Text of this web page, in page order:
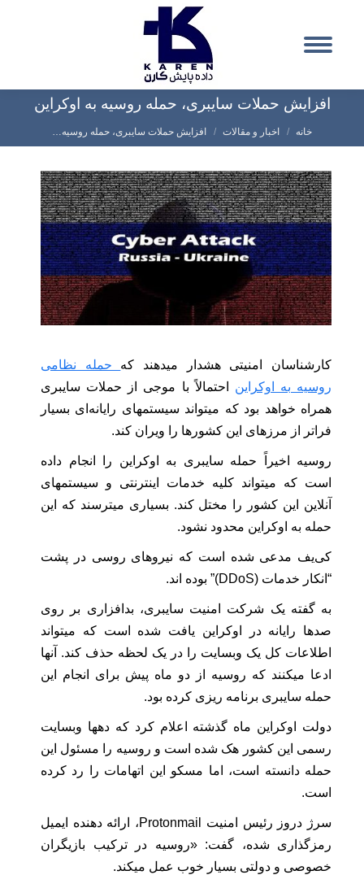
افزایش حملات سایبری، حمله روسیه به اوکراین
شما اینجا هستید:
خانه اخبار و مقالات افزایش حملات سایبری، حمله روسیه…
کارشناسان امنیتی هشدار میدهند که حمله نظامی
روسیه به اوکراین احتمالاً با موجی از حملات سایبری
همراه خواهد بود که میتواند سیستمهای رایانه‌ای بسیار
فراتر از مرزهای این کشورها را ویران کند.
روسیه اخیراً حمله سایبری به اوکراین را انجام داده
است که میتواند کلیه خدمات اینترنتی و سیستمهای
آنلاین این کشور را مختل کند. بسیاری میترسند که این
حمله به اوکراین محدود نشود.
کی‌یف مدعی شده است که نیروهای روسی در پشت
“انکار خدمات (DDoS)” بوده اند.
به گفته یک شرکت امنیت سایبری، بدافزاری بر روی
صدها رایانه در اوکراین یافت شده است که میتواند
اطلاعات کل یک وبسایت را در یک لحظه حذف کند. آنها
ادعا میکنند که روسیه از دو ماه پیش برای انجام این
حمله سایبری برنامه ریزی کرده بود.
دولت اوکراین ماه گذشته اعلام کرد که دهها وبسایت
رسمی این کشور هک شده است و روسیه را مسئول این
حمله دانسته است، اما مسکو این اتهامات را رد کرده
است.
سرژ دروز رئیس امنیت Protonmail، ارائه دهنده ایمیل
رمزگذاری شده، گفت: «روسیه در ترکیب بازیگران
خصوصی و دولتی بسیار خوب عمل میکند.